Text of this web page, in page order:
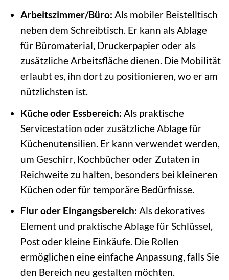
Arbeitszimmer/Büro: Als mobiler Beistelltisch
neben dem Schreibtisch. Er kann als Ablage
für Büromaterial, Druckerpapier oder als
zusätzliche Arbeitsfläche dienen. Die Mobilität
erlaubt es, ihn dort zu positionieren, wo er am
nützlichsten ist.
Küche oder Essbereich: Als praktische
Servicestation oder zusätzliche Ablage für
Küchenutensilien. Er kann verwendet werden,
um Geschirr, Kochbücher oder Zutaten in
Reichweite zu halten, besonders bei kleineren
Küchen oder für temporäre Bedürfnisse.
Flur oder Eingangsbereich: Als dekoratives
Element und praktische Ablage für Schlüssel,
Post oder kleine Einkäufe. Die Rollen
ermöglichen eine einfache Anpassung, falls Sie
den Bereich neu gestalten möchten.